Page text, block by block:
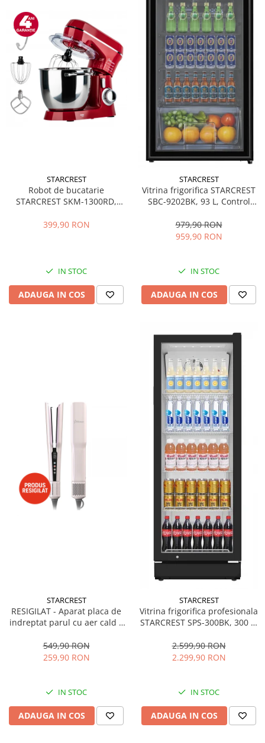
STARCREST
Robot de bucatarie
STARCREST SKM-1300RD,
Accesorii, 10 Viteze + Pulse,
399,90 RON
IN STOC
ADAUGA IN COS
STARCREST
Vitrina frigorifica STARCREST
SBC-9202BK, 93 L, Control
83.2 cm, Negru
979,90 RON
959,90 RON
IN STOC
ADAUGA IN COS
STARCREST
RESIGILAT - Aparat placa de
indreptat parul cu aer cald 2
1300 W, Uscare si indreptare,
Afisaj LCD, Tehnologie cu ioni
549,90 RON
259,90 RON
IN STOC
ADAUGA IN COS
STARCREST
Vitrina frigorifica profesionala
STARCREST SPS-300BK, 300 L,
LED, H 169.5 cm, Negru
2.599,90 RON
2.299,90 RON
IN STOC
ADAUGA IN COS